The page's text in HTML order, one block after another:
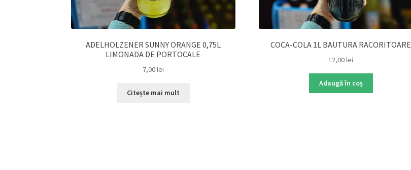
ADELHOLZENER SUNNY ORANGE 0,75L
LIMONADA DE PORTOCALE
7,00lei
Citește mai mult
COCA-COLA 1L BAUTURA RACORITOARE
12,00lei
Adaugă în coș